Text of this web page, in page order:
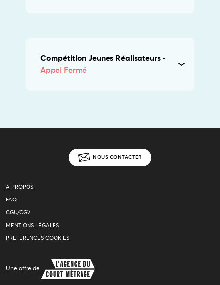
Compétition Jeunes Réalisateurs -
Appel Fermé
NOUS CONTACTER
A PROPOS
FAQ
CGU/CGV
MENTIONS LÉGALES
PREFERENCES COOKIES
Une offre de